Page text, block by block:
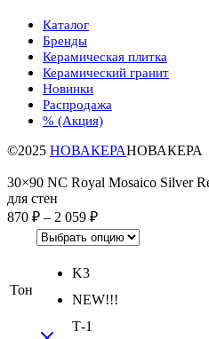
Каталог
Бренды
Керамическая плитка
Керамический гранит
Новинки
Распродажа
% (Акция)
©2025 НОВАКЕРАНОВАКЕРА
30×90 NC Royal Mosaico Silver
для стен
870 ₽ – 2 059 ₽
Тон
K3
NEW!!!
Т-1